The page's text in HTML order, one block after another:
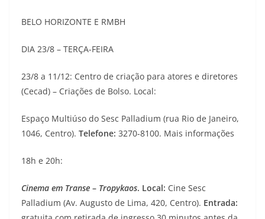
BELO HORIZONTE E RMBH
DIA 23/8 – TERÇA-FEIRA
23/8 a 11/12: Centro de criação para atores e diretores
(Cecad) – Criações de Bolso. Local:
Espaço Multiúso do Sesc Palladium (rua Rio de Janeiro,
1046, Centro). Telefone: 3270-8100. Mais informações
18h e 20h:
Cinema em Transe – Tropykaos. Local: Cine Sesc
Palladium (Av. Augusto de Lima, 420, Centro). Entrada: